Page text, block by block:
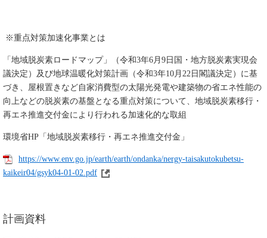
※重点対策加速化事業とは
「地域脱炭素ロードマップ」（令和3年6月9日国・地方脱炭素実現会
議決定）及び地球温暖化対策計画（令和3年10月22日閣議決定）に基
づき、屋根置きなど自家消費型の太陽光発電や建築物の省エネ性能の
向上などの脱炭素の基盤となる重点対策について、地域脱炭素移行・
再エネ推進交付金により行われる加速化的な取組
環境省HP「地域脱炭素移行・再エネ推進交付金」
https://www.env.go.jp/earth/earth/ondanka/nergy-taisakutokubetsu-
kaikeir04/gsyk04-01-02.pdf
計画資料